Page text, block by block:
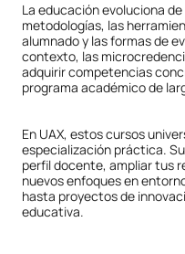
La educación evoluciona
metodologías, las
alumnado y las formas de
contexto, las
adquirir competencias
programa académico de
En UAX, estos cursos
especialización práctica.
perfil docente, ampliar tus
nuevos enfoques en
hasta proyectos de
educativa.